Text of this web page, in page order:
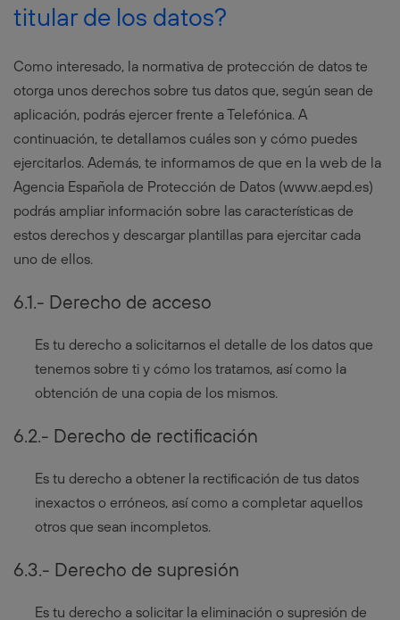
titular de los datos?
Como interesado, la normativa de protección de datos te
otorga unos derechos sobre tus datos que, según sean de
aplicación, podrás ejercer frente a Telefónica. A
continuación, te detallamos cuáles son y cómo puedes
ejercitarlos. Además, te informamos de que en la web de la
Agencia Española de Protección de Datos (www.aepd.es)
podrás ampliar información sobre las características de
estos derechos y descargar plantillas para ejercitar cada
uno de ellos.
6.1.- Derecho de acceso
Es tu derecho a solicitarnos el detalle de los datos que
tenemos sobre ti y cómo los tratamos, así como la
obtención de una copia de los mismos.
6.2.- Derecho de rectificación
Es tu derecho a obtener la rectificación de tus datos
inexactos o erróneos, así como a completar aquellos
otros que sean incompletos.
6.3.- Derecho de supresión
Es tu derecho a solicitar la eliminación o supresión de